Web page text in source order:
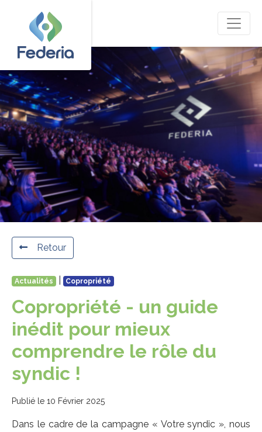
Retour
Actualités | Copropriété
Copropriété - un guide
inédit pour mieux
comprendre le rôle du
syndic !
Publié le 10 Février 2025
Dans le cadre de la campagne « Votre syndic », nous